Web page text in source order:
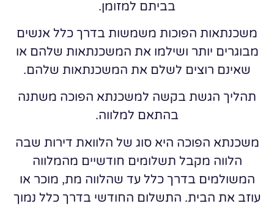
בביתם למזומן.
משכנתאות הפוכות משמשות בדרך כלל אנשים
מבוגרים יותר ושילמו את המשכנתאות שלהם או
שאינם רוצים לשלם את המשכנתאות שלהם.
תהליך הגשת בקשה למשכנתא הפוכה משתנה
בהתאם למלווה.
משכנתא הפוכה היא סוג של הלוואת דירות שבה
הלווה מקבל תשלומים חודשיים מהמלווה
המשולמים בדרך כלל עד שהלווה מת, מוכר או
עוזב את הבית. התשלום החודשי בדרך כלל נמוך